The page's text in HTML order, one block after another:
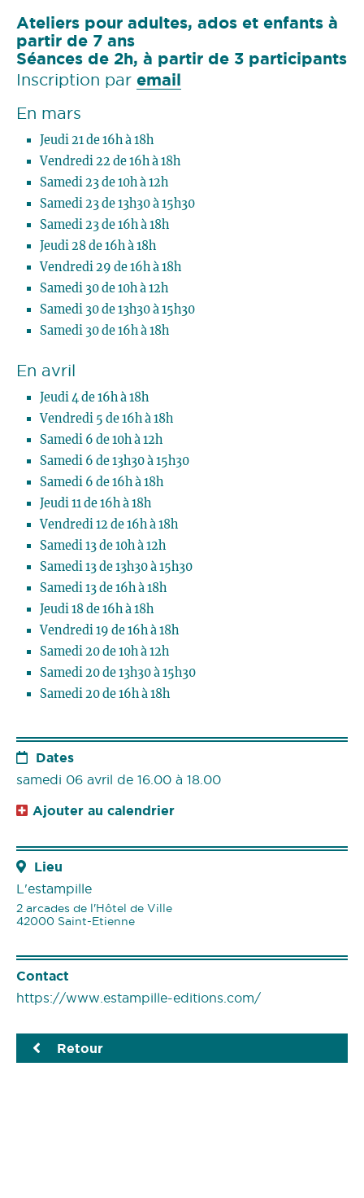
Ateliers pour adultes, ados et enfants à
partir de 7 ans
Séances de 2h, à partir de 3 participants
Inscription par email
En mars
Jeudi 21 de 16h à 18h
Vendredi 22 de 16h à 18h
Samedi 23 de 10h à 12h
Samedi 23 de 13h30 à 15h30
Samedi 23 de 16h à 18h
Jeudi 28 de 16h à 18h
Vendredi 29 de 16h à 18h
Samedi 30 de 10h à 12h
Samedi 30 de 13h30 à 15h30
Samedi 30 de 16h à 18h
En avril
Jeudi 4 de 16h à 18h
Vendredi 5 de 16h à 18h
Samedi 6 de 10h à 12h
Samedi 6 de 13h30 à 15h30
Samedi 6 de 16h à 18h
Jeudi 11 de 16h à 18h
Vendredi 12 de 16h à 18h
Samedi 13 de 10h à 12h
Samedi 13 de 13h30 à 15h30
Samedi 13 de 16h à 18h
Jeudi 18 de 16h à 18h
Vendredi 19 de 16h à 18h
Samedi 20 de 10h à 12h
Samedi 20 de 13h30 à 15h30
Samedi 20 de 16h à 18h
Dates
samedi 06 avril de 16.00 à 18.00
Ajouter au calendrier
Lieu
L'estampille
2 arcades de l'Hôtel de Ville
42000 Saint-Etienne
Contact
https://www.estampille-editions.com/
Retour